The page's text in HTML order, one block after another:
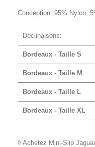
Conception: 95% Nylon,
Déclinaisons:
Bordeaux - Taille S
Bordeaux - Taille M
Bordeaux - Taille L
Bordeaux - Taille XL
◊ Achetez Mini-Slip